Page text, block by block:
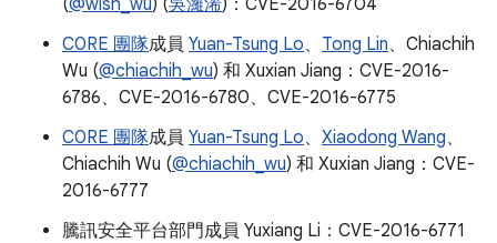
(@wish_wu) (吳濰浠)：CVE-2016-6704
C0RE 團隊成員 Yuan-Tsung Lo、 Tong Lin、Chiachih
Wu (@chiachih_wu) 和 Xuxian Jiang：CVE-2016-
6786、CVE-2016-6780、CVE-2016-6775
C0RE 團隊成員 Yuan-Tsung Lo、 Xiaodong Wang、
Chiachih Wu (@chiachih_wu) 和 Xuxian Jiang：CVE-
2016-6777
騰訊安全平台部門成員 Yuxiang Li：CVE-2016-6771